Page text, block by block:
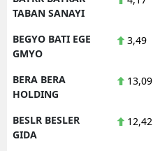
TABAN SANAYI
BEGYO BATI EGE
GMYO
3,49
BERA BERA
HOLDING
13,09
BESLR BESLER
GIDA
12,42